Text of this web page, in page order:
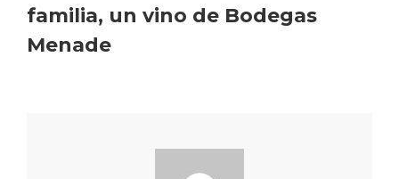
familia, un vino de Bodegas
Menade